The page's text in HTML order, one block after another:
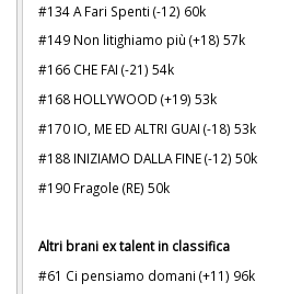
#134 A Fari Spenti (-12) 60k
#149 Non litighiamo più (+18) 57k
#166 CHE FAI (-21) 54k
#168 HOLLYWOOD (+19) 53k
#170 IO, ME ED ALTRI GUAI (-18) 53k
#188 INIZIAMO DALLA FINE (-12) 50k
#190 Fragole (RE) 50k
Altri brani ex talent in classifica
#61 Ci pensiamo domani (+11) 96k